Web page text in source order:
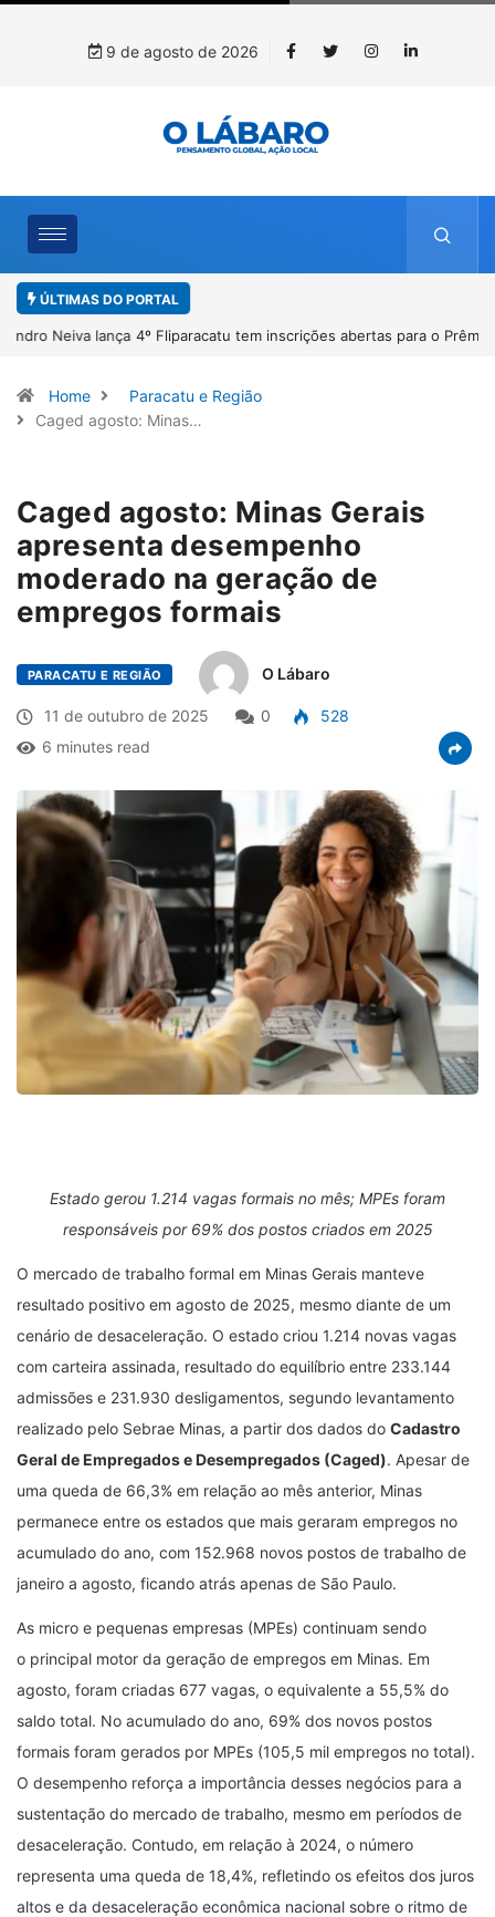
9 de agosto de 2026
ÚLTIMAS DO PORTAL
4º Fliparacatu tem inscrições abertas para o Prêmio de Redação e
Home
Paracatu e Região
Caged agosto: Minas…
Caged agosto: Minas Gerais
apresenta desempenho
moderado na geração de
empregos formais
PARACATU E REGIÃO O Lábaro
11 de outubro de 2025 0
528
6 minutes read
Estado gerou 1.214 vagas formais no mês; MPEs foram
responsáveis por 69% dos postos criados em 2025
O mercado de trabalho formal em Minas Gerais manteve
resultado positivo em agosto de 2025, mesmo diante de um
cenário de desaceleração. O estado criou 1.214 novas vagas
com carteira assinada, resultado do equilíbrio entre 233.144
admissões e 231.930 desligamentos, segundo levantamento
realizado pelo Sebrae Minas, a partir dos dados do Cadastro
Geral de Empregados e Desempregados (Caged). Apesar de
uma queda de 66,3% em relação ao mês anterior, Minas
permanece entre os estados que mais geraram empregos no
acumulado do ano, com 152.968 novos postos de trabalho de
janeiro a agosto, ficando atrás apenas de São Paulo.
As micro e pequenas empresas (MPEs) continuam sendo
o principal motor da geração de empregos em Minas. Em
agosto, foram criadas 677 vagas, o equivalente a 55,5% do
saldo total. No acumulado do ano, 69% dos novos postos
formais foram gerados por MPEs (105,5 mil empregos no total).
O desempenho reforça a importância desses negócios para a
sustentação do mercado de trabalho, mesmo em períodos de
desaceleração. Contudo, em relação à 2024, o número
representa uma queda de 18,4%, refletindo os efeitos dos juros
altos e da desaceleração econômica nacional sobre o ritmo de